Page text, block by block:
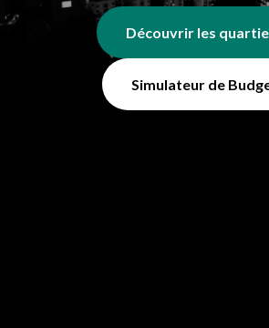
Découvrir les
Simulateur de